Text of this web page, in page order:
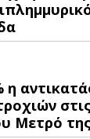
η
Μετρό